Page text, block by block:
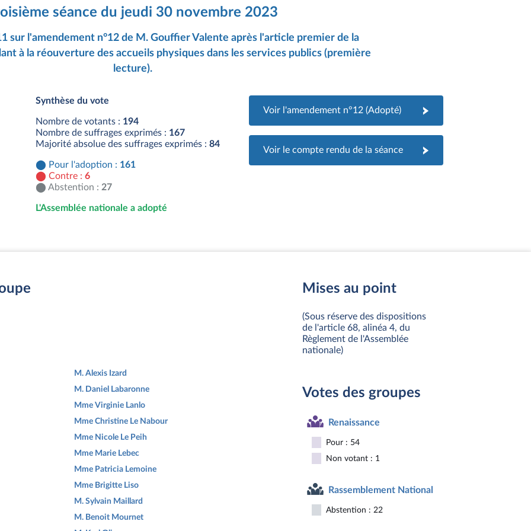
séance du jeudi 30 novembre 2023
sur l'amendement n°12 de M. Gouffier Valente après l'article premier de la
à la réouverture des accueils physiques dans les services publics (première
lecture).
Synthèse du vote
Nombre de votants : 194
Nombre de suffrages exprimés : 167
Majorité absolue des suffrages exprimés : 84
Pour l'adoption : 161
Contre : 6
Abstention : 27
L'Assemblée nationale a adopté
Voir l'amendement n°12 (Adopté)
Voir le compte rendu de la séance
M. Alexis Izard
M. Daniel Labaronne
Mme Virginie Lanlo
Mme Christine Le Nabour
Mme Nicole Le Peih
Mme Marie Lebec
Mme Patricia Lemoine
Mme Brigitte Liso
M. Sylvain Maillard
M. Benoit Mournet
Mises au point
(Sous réserve des dispositions
de l'article 68, alinéa 4, du
Règlement de l'Assemblée
nationale)
Votes des groupes
Renaissance
Pour : 54
Non votant : 1
Rassemblement National
Abstention : 22